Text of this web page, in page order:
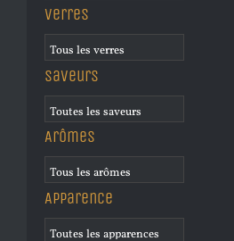
Verres
Saveurs
Arômes
Apparence